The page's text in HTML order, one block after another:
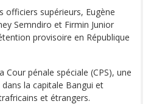
officiers supérieurs, Eugène
Semndiro et Firmin Junior
provisoire en République
Cour pénale spéciale (CPS), une
la capitale Bangui et
et étrangers.